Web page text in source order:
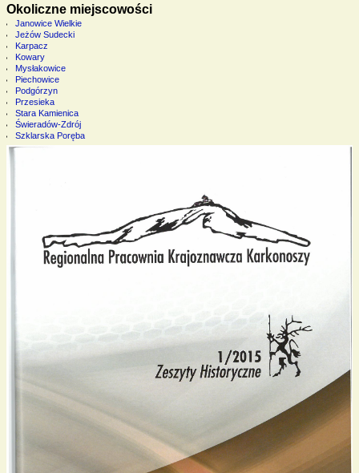
Okoliczne miejscowości
Janowice Wielkie
Jeżów Sudecki
Karpacz
Kowary
Mysłakowice
Piechowice
Podgórzyn
Przesieka
Stara Kamienica
Świeradów-Zdrój
Szklarska Poręba